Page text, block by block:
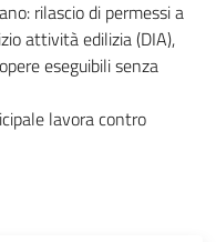
rilascio di permessi a
attività edilizia (DIA),
eseguibili senza
lavora contro